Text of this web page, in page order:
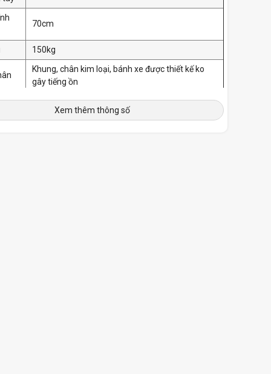
70cm
150kg
Khung, chân kim loại, bánh xe được thiết kế ko
gây tiếng ồn
86x70x33 cm
Trắng
Xem thêm thông số